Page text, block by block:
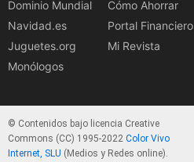
Dominio Mundial
Navidad.es
Juguetes.org
Monólogos
Cómo Ahorrar
Portal Financiero
Mi Revista
© Contenidos bajo licencia Creative
Commons (CC) 1995-2022 Color Vivo
Internet, SLU (Medios y Redes online).